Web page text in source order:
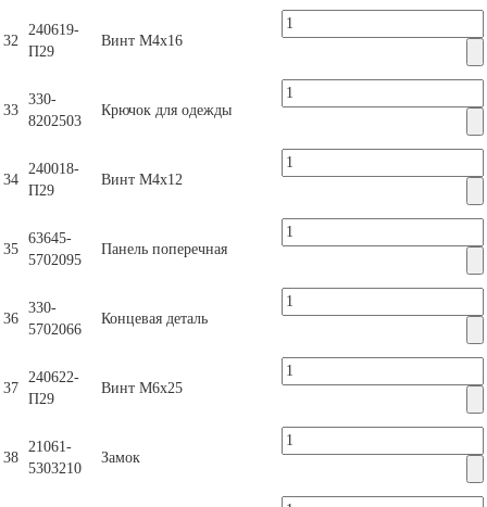
32
240619-
П29
Винт М4х16
33
330-
8202503
Крючок для одежды
34
240018-
П29
Винт М4х12
35
63645-
5702095
Панель поперечная
36
330-
5702066
Концевая деталь
37
240622-
П29
Винт М6х25
38
21061-
5303210
Замок